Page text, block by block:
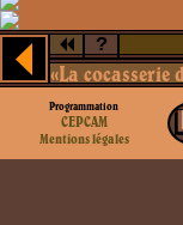
?
Programmation
CEPCAM
Mentions légales